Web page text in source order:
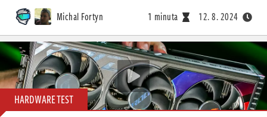
Michal Fortyn 1 minuta 12. 8. 2024
HARDWARE TEST